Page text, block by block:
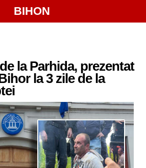
BIHON
la Parhida, prezentat
la 3 zile de la